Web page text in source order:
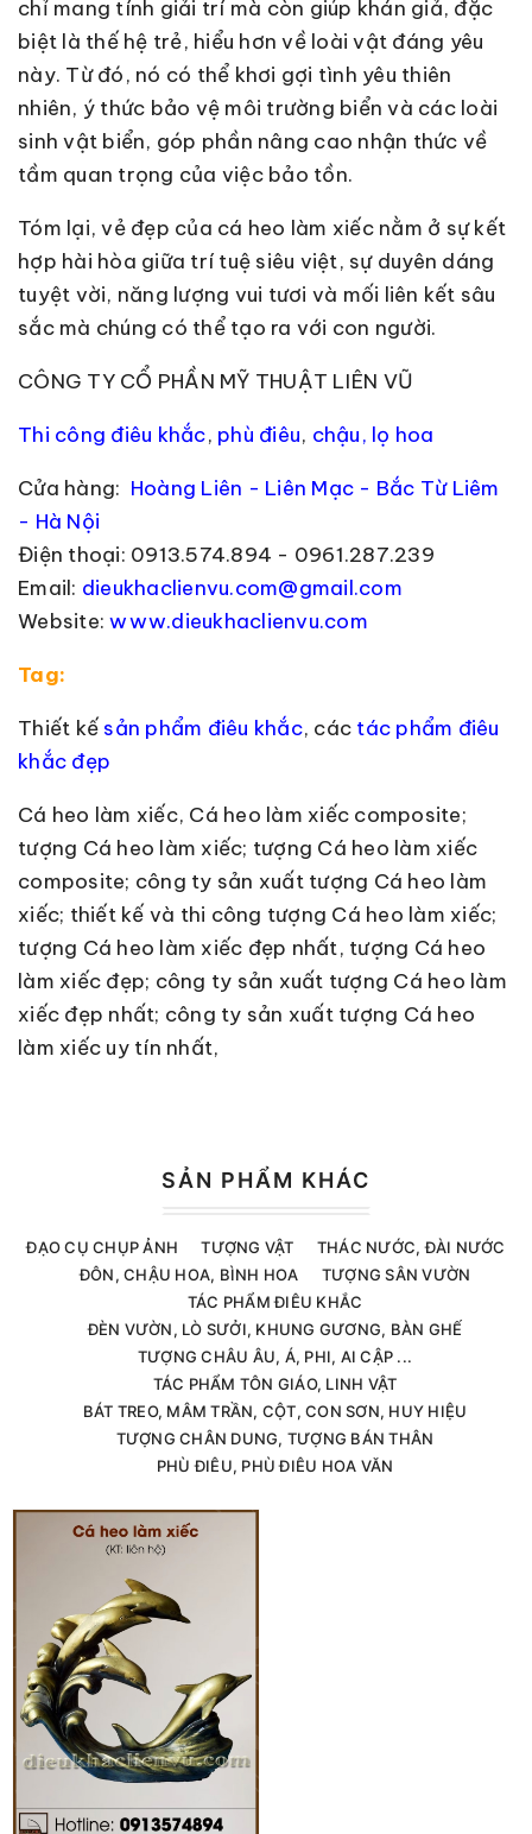
chỉ mang tính giải trí mà còn giúp khán giả, đặc
biệt là thế hệ trẻ, hiểu hơn về loài vật đáng yêu
này. Từ đó, nó có thể khơi gợi tình yêu thiên
nhiên, ý thức bảo vệ môi trường biển và các loài
sinh vật biển, góp phần nâng cao nhận thức về
tầm quan trọng của việc bảo tồn.
Tóm lại, vẻ đẹp của cá heo làm xiếc nằm ở sự kết
hợp hài hòa giữa trí tuệ siêu việt, sự duyên dáng
tuyệt vời, năng lượng vui tươi và mối liên kết sâu
sắc mà chúng có thể tạo ra với con người.
CÔNG TY CỔ PHẦN MỸ THUẬT LIÊN VŨ
Thi công điêu khắc, phù điêu, chậu, lọ hoa
Cửa hàng: Hoàng Liên - Liên Mạc - Bắc Từ Liêm
- Hà Nội
Điện thoại: 0913.574.894 - 0961.287.239
Email: dieukhaclienvu.com@gmail.com
Website:www.dieukhaclienvu.com
Tag:
Thiết kế sản phẩm điêu khắc, các tác phẩm điêu
khắc đẹp
Cá heo làm xiếc, Cá heo làm xiếc composite;
tượng Cá heo làm xiếc; tượng Cá heo làm xiếc
composite; công ty sản xuất tượng Cá heo làm
xiếc; thiết kế và thi công tượng Cá heo làm xiếc;
tượng Cá heo làm xiếc đẹp nhất, tượng Cá heo
làm xiếc đẹp; công ty sản xuất tượng Cá heo làm
xiếc đẹp nhất; công ty sản xuất tượng Cá heo
làm xiếc uy tín nhất,
SẢN PHẨM KHÁC
ĐẠO CỤ CHỤP ẢNH TƯỢNG VẬT
THÁC NƯỚC, ĐÀI NƯỚC
ĐÔN, CHẬU HOA, BÌNH HOA
TƯỢNG SÂN VƯỜN
TÁC PHẨM ĐIÊU KHẮC
ĐÈN VƯỜN, LÒ SƯỞI, KHUNG GƯƠNG, BÀN GHẾ
TƯỢNG CHÂU ÂU, Á, PHI, AI CẬP ...
TÁC PHẨM TÔN GIÁO, LINH VẬT
BÁT TREO, MÂM TRẦN, CỘT, CON SƠN, HUY HIỆU
TƯỢNG CHÂN DUNG, TƯỢNG BÁN THÂN
PHÙ ĐIÊU, PHÙ ĐIÊU HOA VĂN